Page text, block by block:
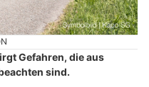
Gefahren, die aus
sind.